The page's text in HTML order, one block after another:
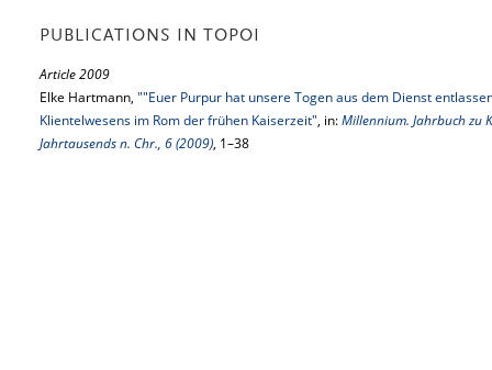
PUBLICATIONS IN TOPOI
Article 2009
Elke Hartmann, ""Euer Purpur hat unsere Togen aus dem Dienst
Klientelwesens im Rom der frühen Kaiserzeit", in:Millennium. Jahrbuch zu
Jahrtausends n. Chr., 6 (2009), 1–38